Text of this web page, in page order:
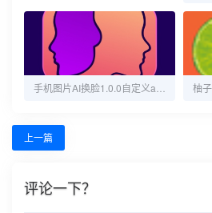
上一篇
评论一下？